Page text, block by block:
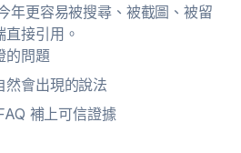
年更容易被搜尋、被截圖、被留
接引用。
的問題
然會出現的說法
補上可信證據